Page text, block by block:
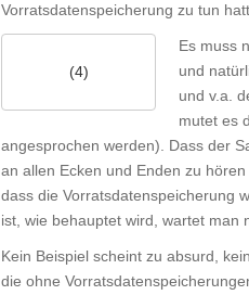
Vorratsdatenspeicherung zu tun
(4)
Es muss
und
und v.a.
mutet es
angesprochen werden). Dass der
an allen Ecken und Enden zu
dass die Vorratsdatenspeicherung
ist, wie behauptet wird, wartet man
Kein Beispiel scheint zu absurd,
die ohne